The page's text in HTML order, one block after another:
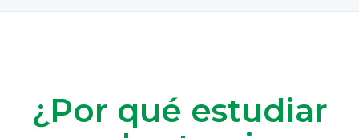
¿Por qué estudiar